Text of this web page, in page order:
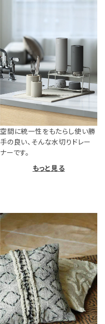
空間に統一性をもたらし使い勝
手の良い、そんな水切りドレー
ナーです。
もっと見る